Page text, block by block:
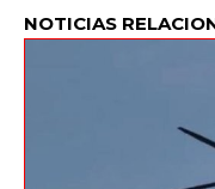
NOTICIAS